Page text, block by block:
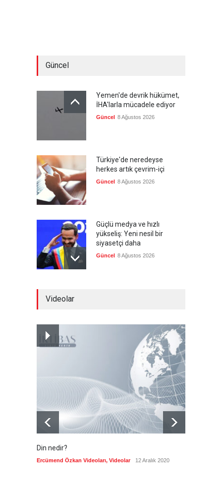
Güncel
Yemen'de devrik hükümet,
İHA'larla mücadele ediyor
Güncel 8 Ağustos 2026
Türkiye'de neredeyse
herkes artık çevrim-içi
Güncel 8 Ağustos 2026
Güçlü medya ve hızlı
yükseliş: Yeni nesil bir
siyasetçi daha
Güncel 8 Ağustos 2026
Kolombiya, solcu Petro'nun
yerine aşırı sağcı Espriella'yı
Güncel 8 Ağustos 2026
Videolar
Din nedir?
Ercümend Özkan Videoları, Videolar 12 Aralık 2020